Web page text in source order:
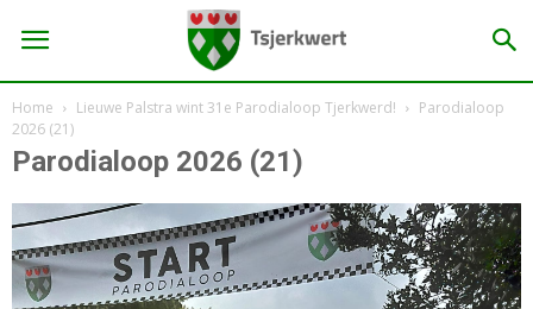
Home Lieuwe Palstra wint 31e Parodialoop Tjerkwerd!
Parodialoop
2026 (21)
Parodialoop 2026 (21)